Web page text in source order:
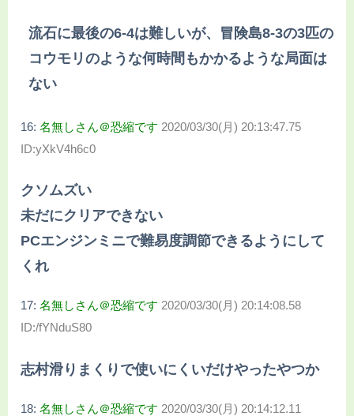
流石に最後の6-4は難しいが、冒険島8-3の3匹の
コウモリのような何時間もかかるような局面は
ない
16: 名無しさん＠恐縮です 2020/03/30(月) 20:13:47.75
ID:yXkV4h6c0
クソムズい
未だにクリアできない
PCエンジンミニで難易度調節できるようにして
くれ
17: 名無しさん＠恐縮です 2020/03/30(月) 20:14:08.58
ID:/fYNduS80
志村滑りまくりで使いにくいだけやったやつか
18: 名無しさん＠恐縮です 2020/03/30(月) 20:14:12.11